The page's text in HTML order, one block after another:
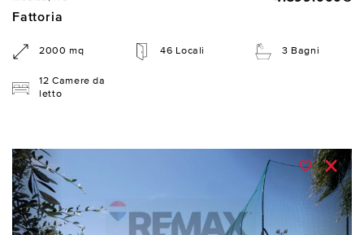
Fattoria
2000 mq 46 Locali 3 Bagni
12 Camere da
letto